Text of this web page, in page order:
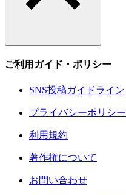
ご利用ガイド・ポリシー
SNS投稿ガイドライン
プライバシーポリシー
利用規約
著作権について
お問い合わせ